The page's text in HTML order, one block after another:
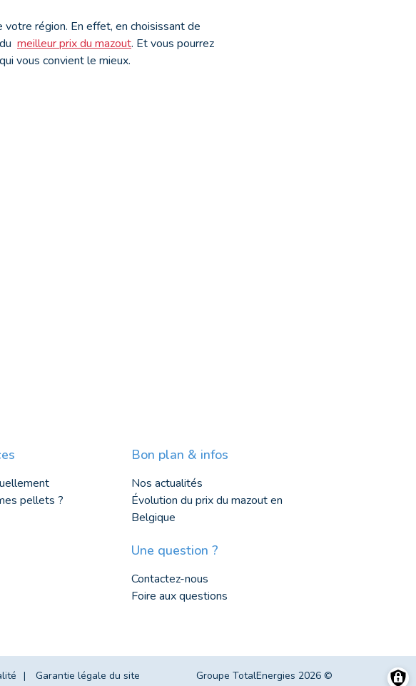
votre région. En effet, en choisissant de
meilleur prix du mazout. Et vous pourrez
vous convient le mieux.
pellets ?
Bon plan & infos
Nos actualités
Évolution du prix du mazout en
Belgique
Une question ?
Contactez-nous
Foire aux questions
Garantie légale du site Groupe TotalEnergies 2026 ©